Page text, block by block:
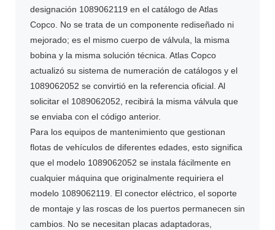
designación 1089062119 en el catálogo de Atlas
Copco. No se trata de un componente rediseñado ni
mejorado; es el mismo cuerpo de válvula, la misma
bobina y la misma solución técnica. Atlas Copco
actualizó su sistema de numeración de catálogos y el
1089062052 se convirtió en la referencia oficial. Al
solicitar el 1089062052, recibirá la misma válvula que
se enviaba con el código anterior.
Para los equipos de mantenimiento que gestionan
flotas de vehículos de diferentes edades, esto significa
que el modelo 1089062052 se instala fácilmente en
cualquier máquina que originalmente requiriera el
modelo 1089062119. El conector eléctrico, el soporte
de montaje y las roscas de los puertos permanecen sin
cambios. No se necesitan placas adaptadoras,